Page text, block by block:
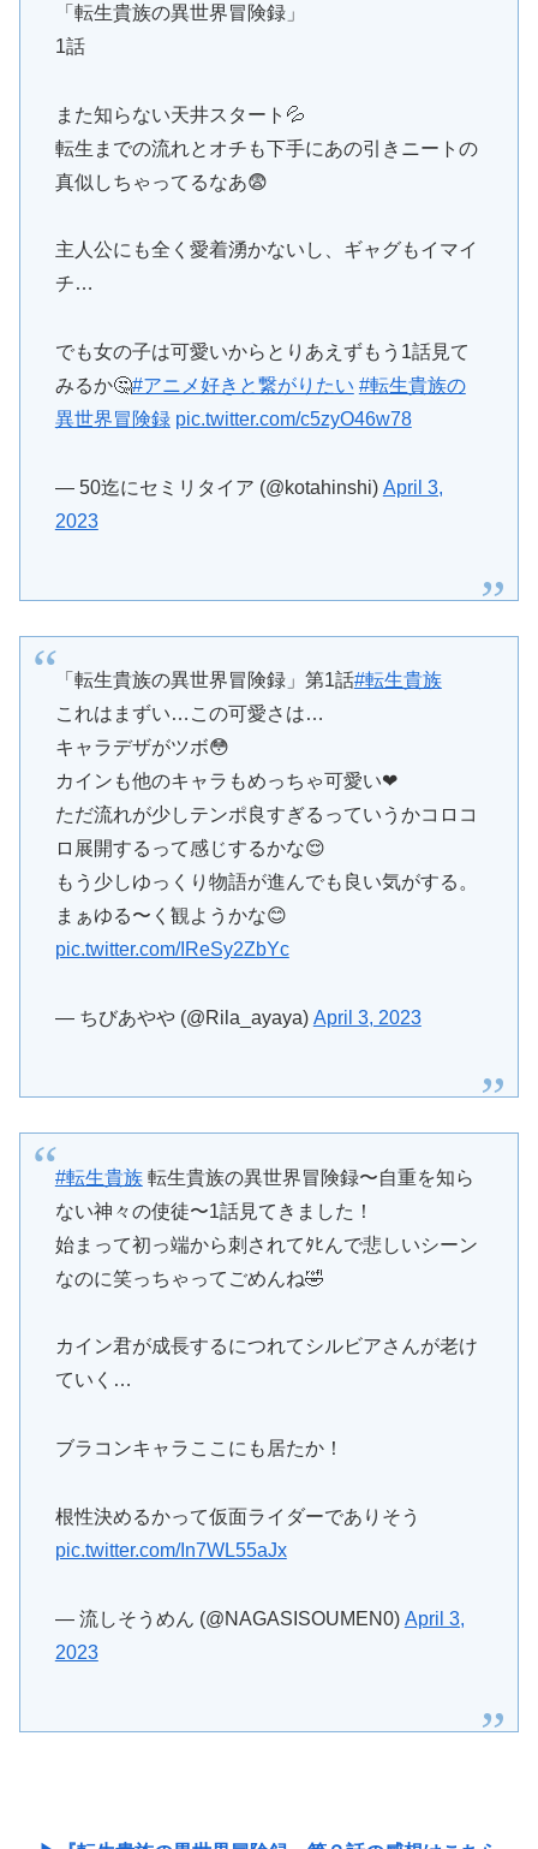
「転生貴族の異世界冒険録」
1話
また知らない天井スタート💦
転生までの流れとオチも下手にあの引きニートの
真似しちゃってるなあ😨
主人公にも全く愛着湧かないし、ギャグもイマイ
チ…
でも女の子は可愛いからとりあえずもう1話見て
みるか🤔#アニメ好きと繋がりたい #転生貴族の
異世界冒険録 pic.twitter.com/c5zyO46w78
— 50迄にセミリタイア (@kotahinshi) April 3,
2023
「転生貴族の異世界冒険録」第1話#転生貴族
これはまずい…この可愛さは…
キャラデザがツボ😳
カインも他のキャラもめっちゃ可愛い❤
ただ流れが少しテンポ良すぎるっていうかコロコ
ロ展開するって感じするかな😌
もう少しゆっくり物語が進んでも良い気がする。
まぁゆる〜く観ようかな😊
pic.twitter.com/IReSy2ZbYc
— ちびあやや (@Rila_ayaya) April 3, 2023
#転生貴族転生貴族の異世界冒険録〜自重を知ら
ない神々の使徒〜1話見てきました！
始まって初っ端から刺されてﾀﾋんで悲しいシーン
なのに笑っちゃってごめんね🤣
カイン君が成長するにつれてシルビアさんが老け
ていく…
ブラコンキャラここにも居たか！
根性決めるかって仮面ライダーでありそう
pic.twitter.com/In7WL55aJx
— 流しそうめん (@NAGASISOUMEN0) April 3,
2023